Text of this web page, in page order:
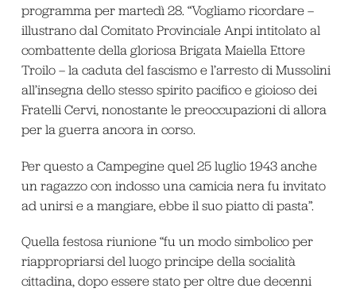
programma per martedì 28. “Vogliamo ricordare –
illustrano dal Comitato Provinciale Anpi intitolato al
combattente della gloriosa Brigata Maiella Ettore
Troilo – la caduta del fascismo e l’arresto di Mussolini
all’insegna dello stesso spirito pacifico e gioioso dei
Fratelli Cervi, nonostante le preoccupazioni di allora
per la guerra ancora in corso.
Per questo a Campegine quel 25 luglio 1943 anche
un ragazzo con indosso una camicia nera fu invitato
ad unirsi e a mangiare, ebbe il suo piatto di pasta”.
Quella festosa riunione “fu un modo simbolico per
riappropriarsi del luogo principe della socialità
cittadina, dopo essere stato per oltre due decenni